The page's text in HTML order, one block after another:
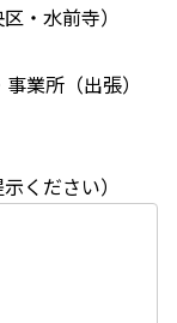
・水前寺）
業所（出張）
ください）